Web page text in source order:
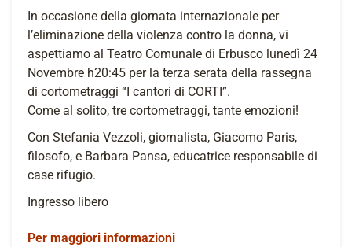
In occasione della giornata internazionale per
l’eliminazione della violenza contro la donna, vi
aspettiamo al Teatro Comunale di Erbusco lunedì 24
Novembre h20:45 per la terza serata della rassegna
di cortometraggi “I cantori di CORTI”.
Come al solito, tre cortometraggi, tante emozioni!
Con Stefania Vezzoli, giornalista, Giacomo Paris,
filosofo, e Barbara Pansa, educatrice responsabile di
case rifugio.
Ingresso libero
Per maggiori informazioni